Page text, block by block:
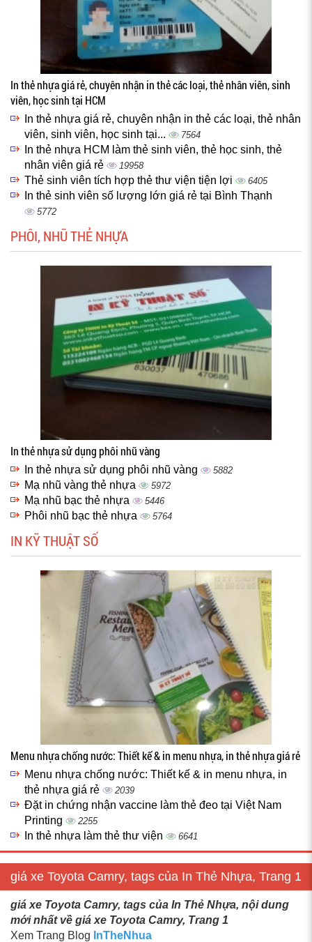
In thẻ nhựa giá rẻ, chuyên nhận in thẻ các loại, thẻ nhân viên, sinh
viên, học sinh tại HCM
In thẻ nhựa giá rẻ, chuyên nhận in thẻ các loại, thẻ nhân
viên, sinh viên, học sinh tại...
7564
In thẻ nhựa HCM làm thẻ sinh viên, thẻ học sinh, thẻ
nhân viên giá rẻ
19958
Thẻ sinh viên tích hợp thẻ thư viện tiện lợi 6405
In thẻ sinh viên số lượng lớn giá rẻ tại Bình Thạnh
5772
PHÔI, NHŨ THẺ NHỰA
In thẻ nhựa sử dụng phôi nhũ vàng
In thẻ nhựa sử dụng phôi nhũ vàng 5882
Mạ nhũ vàng thẻ nhựa 5972
Mạ nhũ bạc thẻ nhựa 5446
Phôi nhũ bạc thẻ nhựa 5764
IN KỸ THUẬT SỐ
Menu nhựa chống nước: Thiết kế & in menu nhựa, in thẻ nhựa giá rẻ
Menu nhựa chống nước: Thiết kế & in menu nhựa, in
thẻ nhựa giá rẻ
2039
Đặt in chứng nhận vaccine làm thẻ đeo tại Việt Nam
Printing
2255
In thẻ nhựa làm thẻ thư viện 6641
giá xe Toyota Camry, tags của In Thẻ Nhựa, Trang 1
giá xe Toyota Camry, tags của In Thẻ Nhựa, nội dung
mới nhất về giá xe Toyota Camry, Trang 1
Xem Trang Blog InTheNhua